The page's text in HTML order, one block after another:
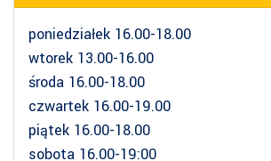
poniedziałek 16.00-18.00
wtorek 13.00-16.00
środa 16.00-18.00
czwartek 16.00-19.00
piątek 16.00-18.00
sobota 16.00-19:00